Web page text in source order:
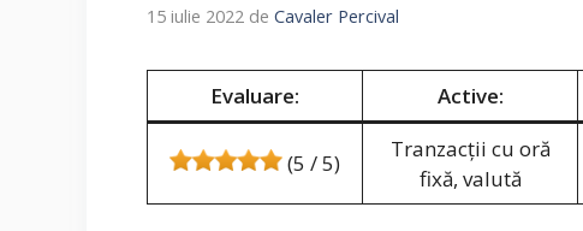
15 iulie 2022 de Cavaler Percival
Evaluare: Active:
(5 / 5)
Tranzacții cu oră
fixă, valută